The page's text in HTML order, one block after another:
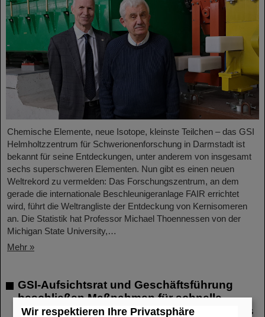
Chemische Elemente, neue Isotope, kleinste Teilchen – das GSI
Helmholtzzentrum für Schwerionenforschung in Darmstadt ist
bekannt für seine Entdeckungen, unter anderem von insgesamt
sechs superschweren Elementen. Nun gibt es einen neuen
Weltrekord zu vermelden: Das Forschungszentrum, an dem
gerade die internationale Beschleunigeranlage FAIR errichtet
wird, führt die Weltrangliste der Entdeckung von Kernisomeren
an. Die Statistik hat Professor Michael Thoennessen von der
Michigan State University,…
Mehr »
GSI-Aufsichtsrat und Geschäftsführung
beschließen Maßnahmen für schnelle
Wiederherstellung des Forschungsbetriebs
Wir respektieren Ihre Privatsphäre